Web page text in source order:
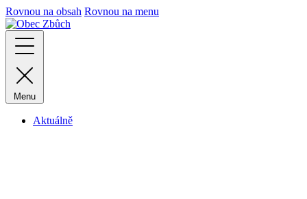
Rovnou na obsah Rovnou na menu
Menu
Aktuálně